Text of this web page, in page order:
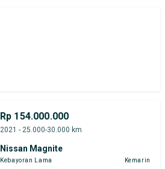
Rp 154.000.000
2021 - 25.000-30.000 km
Nissan Magnite
Kebayoran Lama Kemarin